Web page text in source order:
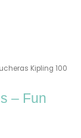
Kipling 100
– Fun